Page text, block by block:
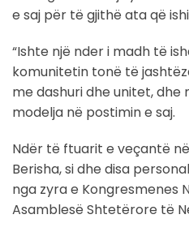
e saj për të gjithë ata që
“Ishte një nder i madh të
komunitetin tonë të
me dashuri dhe unitet,
modelja në postimin e saj.
Ndër të ftuarit e veçantë
Berisha, si dhe disa
nga zyra e Kongresmenes
Asamblesë Shtetërore të